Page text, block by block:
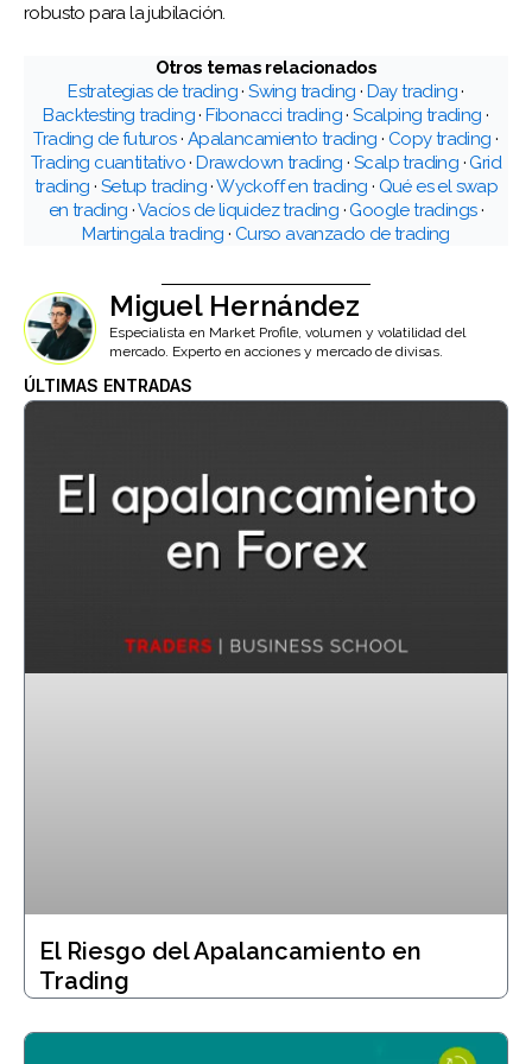
robusto para la jubilación.
Otros temas relacionados
Estrategias de trading·Swing trading · Day trading·
Backtesting trading·Fibonacci trading·Scalping trading ·
Trading de futuros· Apalancamiento trading · Copy trading ·
Trading cuantitativo·Drawdown trading · Scalp trading · Grid
trading · Setup trading·Wyckoff en trading · Qué es el swap
en trading ·Vacíos de liquidez trading · Google tradings·
Martingala trading · Curso avanzado de trading
Miguel Hernández
Especialista en Market Profile, volumen y volatilidad del
mercado. Experto en acciones y mercado de divisas.
ÚLTIMAS ENTRADAS
El Riesgo del Apalancamiento en
Trading